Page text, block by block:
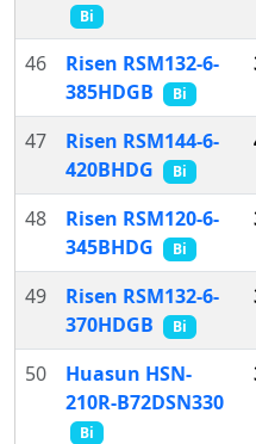
Bi
46
Risen RSM132-6-
385HDGB
Bi
47
Risen RSM144-6-
420BHDG
Bi
48
Risen RSM120-6-
345BHDG
Bi
49
Risen RSM132-6-
370HDGB
Bi
50
Huasun HSN-
210R-B72DSN330
Bi